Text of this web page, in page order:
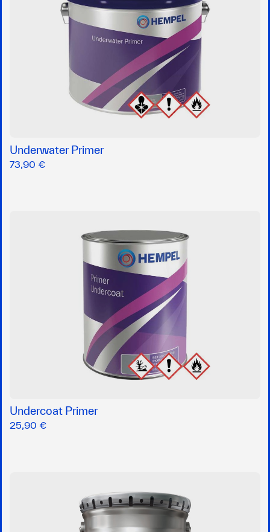
Underwater Primer
73,90 €
Undercoat Primer
25,90 €